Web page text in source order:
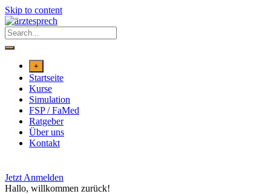
Skip to content
+
Startseite
Kurse
Simulation
FSP / FaMed
Ratgeber
Über uns
Kontakt
Jetzt Anmelden
Hallo, willkommen zurück!